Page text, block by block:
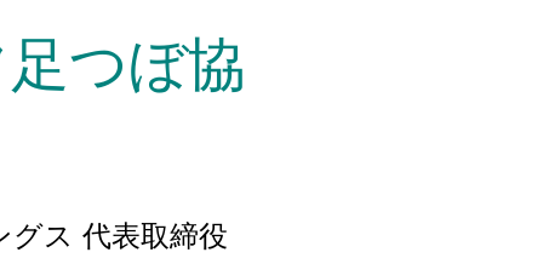
つぼ協
グス 代表取締役